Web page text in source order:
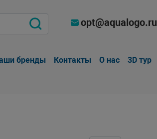
opt@aqualogo.ru
бренды Контакты О нас 3D тур